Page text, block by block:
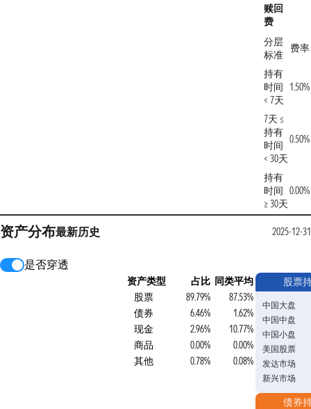
赎回
费
分层
标准
费率
持有
时间
< 7天
1.50%
7天 ≤
持有
时间
< 30天
0.50%
持有
时间
≥ 30天
0.00%
资产分布最新历史 2025-12-31
是否穿透
资产类型 占比 同类平均
股票
89.79%
87.53%
债券
6.46%
1.62%
现金
2.96%
10.77%
商品
0.00%
0.00%
其他
0.78% 0.08%
股票
中国大盘
中国中盘
中国小盘
美国股票
发达市场
新兴市场
债券